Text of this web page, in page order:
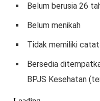
Belum berusia 26
Belum menikah
Tidak memiliki
Bersedia
BPJS Kesehatan